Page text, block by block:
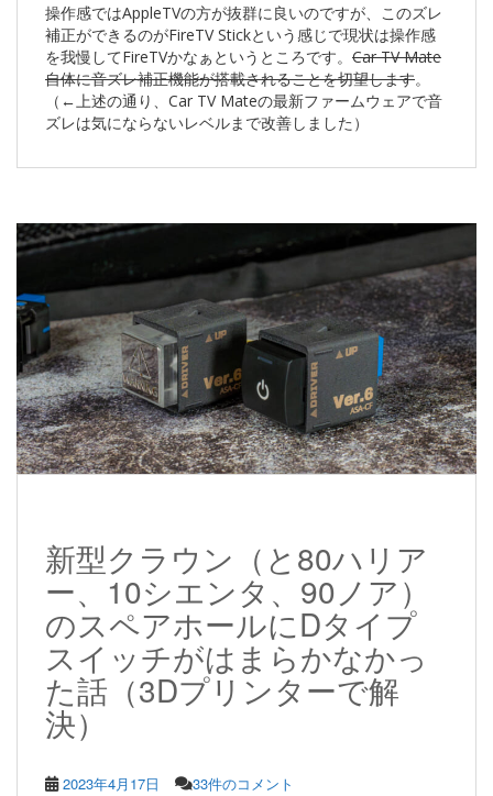
操作感ではAppleTVの方が抜群に良いのですが、このズレ
補正ができるのがFireTV Stickという感じで現状は操作感
を我慢してFireTVかなぁというところです。 Car TV Mate
自体に音ズレ補正機能が搭載されることを切望します。
（←上述の通り、Car TV Mateの最新ファームウェアで音
ズレは気にならないレベルまで改善しました）
新型クラウン（と80ハリア
ー、10シエンタ、90ノア）
のスペアホールにDタイプ
スイッチがはまらかなかっ
た話（3Dプリンターで解
決）
2023年4月17日 33件のコメント